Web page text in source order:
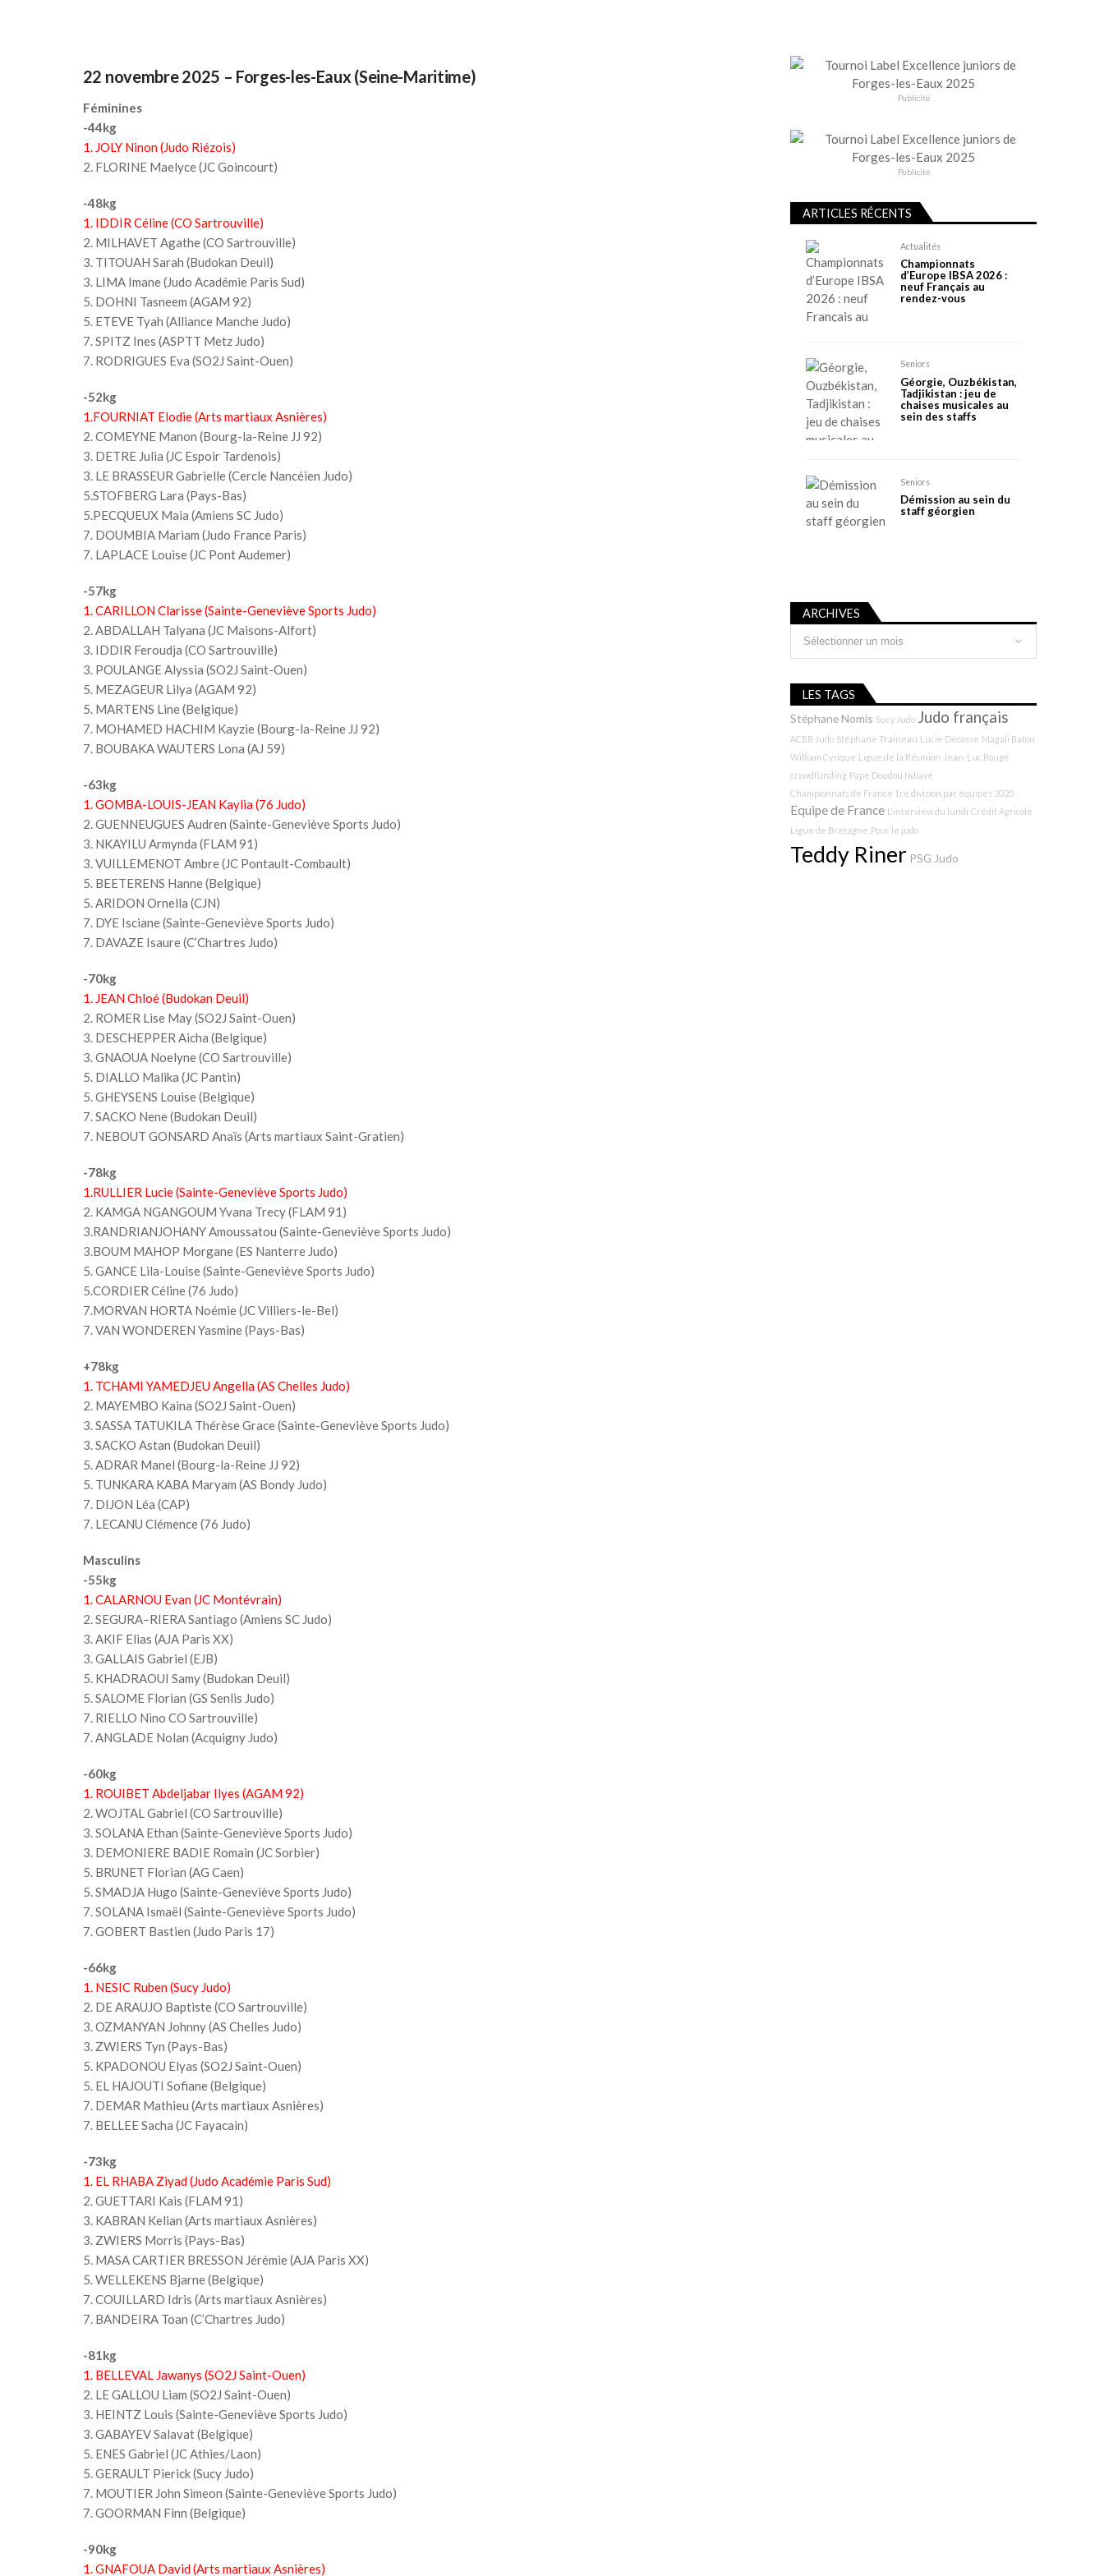
22 novembre 2025 – Forges-les-Eaux (Seine-Maritime)
Féminines
-44kg
1. JOLY Ninon (Judo Riézois)
2. FLORINE Maelyce (JC Goincourt)
-48kg
1. IDDIR Céline (CO Sartrouville)
2. MILHAVET Agathe (CO Sartrouville)
3. TITOUAH Sarah (Budokan Deuil)
3. LIMA Imane (Judo Académie Paris Sud)
5. DOHNI Tasneem (AGAM 92)
5. ETEVE Tyah (Alliance Manche Judo)
7. SPITZ Ines (ASPTT Metz Judo)
7. RODRIGUES Eva (SO2J Saint-Ouen)
-52kg
1.FOURNIAT Elodie (Arts martiaux Asnières)
2. COMEYNE Manon (Bourg-la-Reine JJ 92)
3. DETRE Julia (JC Espoir Tardenois)
3. LE BRASSEUR Gabrielle (Cercle Nancéien Judo)
5.STOFBERG Lara (Pays-Bas)
5.PECQUEUX Maia (Amiens SC Judo)
7. DOUMBIA Mariam (Judo France Paris)
7. LAPLACE Louise (JC Pont Audemer)
-57kg
1. CARILLON Clarisse (Sainte-Geneviève Sports Judo)
2. ABDALLAH Talyana (JC Maisons-Alfort)
3. IDDIR Feroudja (CO Sartrouville)
3. POULANGE Alyssia (SO2J Saint-Ouen)
5. MEZAGEUR Lilya (AGAM 92)
5. MARTENS Line (Belgique)
7. MOHAMED HACHIM Kayzie (Bourg-la-Reine JJ 92)
7. BOUBAKA WAUTERS Lona (AJ 59)
-63kg
1. GOMBA-LOUIS-JEAN Kaylia (76 Judo)
2. GUENNEUGUES Audren (Sainte-Geneviève Sports Judo)
3. NKAYILU Armynda (FLAM 91)
3. VUILLEMENOT Ambre (JC Pontault-Combault)
5. BEETERENS Hanne (Belgique)
5. ARIDON Ornella (CJN)
7. DYE Isciane (Sainte-Geneviève Sports Judo)
7. DAVAZE Isaure (C’Chartres Judo)
-70kg
1. JEAN Chloé (Budokan Deuil)
2. ROMER Lise May (SO2J Saint-Ouen)
3. DESCHEPPER Aicha (Belgique)
3. GNAOUA Noelyne (CO Sartrouville)
5. DIALLO Malika (JC Pantin)
5. GHEYSENS Louise (Belgique)
7. SACKO Nene (Budokan Deuil)
7. NEBOUT GONSARD Anaïs (Arts martiaux Saint-Gratien)
-78kg
1.RULLIER Lucie (Sainte-Geneviève Sports Judo)
2. KAMGA NGANGOUM Yvana Trecy (FLAM 91)
3.RANDRIANJOHANY Amoussatou (Sainte-Geneviève Sports Judo)
3.BOUM MAHOP Morgane (ES Nanterre Judo)
5. GANCE Lila-Louise (Sainte-Geneviève Sports Judo)
5.CORDIER Céline (76 Judo)
7.MORVAN HORTA Noémie (JC Villiers-le-Bel)
7. VAN WONDEREN Yasmine (Pays-Bas)
+78kg
1. TCHAMI YAMEDJEU Angella (AS Chelles Judo)
2. MAYEMBO Kaina (SO2J Saint-Ouen)
3. SASSA TATUKILA Thérèse Grace (Sainte-Geneviève Sports Judo)
3. SACKO Astan (Budokan Deuil)
5. ADRAR Manel (Bourg-la-Reine JJ 92)
5. TUNKARA KABA Maryam (AS Bondy Judo)
7. DIJON Léa (CAP)
7. LECANU Clémence (76 Judo)
Masculins
-55kg
1. CALARNOU Evan (JC Montévrain)
2. SEGURA–RIERA Santiago (Amiens SC Judo)
3. AKIF Elias (AJA Paris XX)
3. GALLAIS Gabriel (EJB)
5. KHADRAOUI Samy (Budokan Deuil)
5. SALOME Florian (GS Senlis Judo)
7. RIELLO Nino CO Sartrouville)
7. ANGLADE Nolan (Acquigny Judo)
-60kg
1. ROUIBET Abdeljabar Ilyes (AGAM 92)
2. WOJTAL Gabriel (CO Sartrouville)
3. SOLANA Ethan (Sainte-Geneviève Sports Judo)
3. DEMONIERE BADIE Romain (JC Sorbier)
5. BRUNET Florian (AG Caen)
5. SMADJA Hugo (Sainte-Geneviève Sports Judo)
7. SOLANA Ismaël (Sainte-Geneviève Sports Judo)
7. GOBERT Bastien (Judo Paris 17)
-66kg
1. NESIC Ruben (Sucy Judo)
2. DE ARAUJO Baptiste (CO Sartrouville)
3. OZMANYAN Johnny (AS Chelles Judo)
3. ZWIERS Tyn (Pays-Bas)
5. KPADONOU Elyas (SO2J Saint-Ouen)
5. EL HAJOUTI Sofiane (Belgique)
7. DEMAR Mathieu (Arts martiaux Asnières)
7. BELLEE Sacha (JC Fayacain)
-73kg
1. EL RHABA Ziyad (Judo Académie Paris Sud)
2. GUETTARI Kais (FLAM 91)
3. KABRAN Kelian (Arts martiaux Asnières)
3. ZWIERS Morris (Pays-Bas)
5. MASA CARTIER BRESSON Jérémie (AJA Paris XX)
5. WELLEKENS Bjarne (Belgique)
7. COUILLARD Idris (Arts martiaux Asnières)
7. BANDEIRA Toan (C’Chartres Judo)
-81kg
1. BELLEVAL Jawanys (SO2J Saint-Ouen)
2. LE GALLOU Liam (SO2J Saint-Ouen)
3. HEINTZ Louis (Sainte-Geneviève Sports Judo)
3. GABAYEV Salavat (Belgique)
5. ENES Gabriel (JC Athies/Laon)
5. GERAULT Pierick (Sucy Judo)
7. MOUTIER John Simeon (Sainte-Geneviève Sports Judo)
7. GOORMAN Finn (Belgique)
-90kg
1. GNAFOUA David (Arts martiaux Asnières)
Publicité
Publicité
ARTICLES RÉCENTS
Actualités
Championnats
d’Europe IBSA 2026 :
neuf Français au
rendez-vous
Seniors
Géorgie, Ouzbékistan,
Tadjikistan : jeu de
chaises musicales au
sein des staffs
Seniors
Démission au sein du
staff géorgien
ARCHIVES
LES TAGS
Stéphane Nomis Sucy Judo Judo français
ACBB Judo Stéphane Traineau Lucie Décosse Magali Baton
William Cysique Ligue de la Réunion Jean-Luc Rougé
crowdfunding Pape Doudou Ndiaye
Championnats de France 1re division par équipes 2020
Equipe de France L'interview du lundi Crédit Agricole
Ligue de Bretagne Pour le judo
Teddy Riner PSG Judo